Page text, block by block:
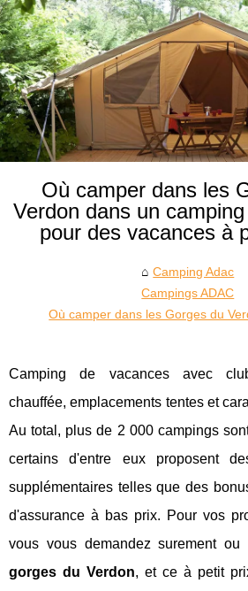
Où camper dans les
Verdon dans un
pour des vacances à
Camping Adac
Campings ADAC
Où camper dans les Gorges du
Camping de vacances avec
chauffée, emplacements tentes et
Au total, plus de 2 000 campings
certains d'entre eux proposent
supplémentaires telles que des
d'assurance à bas prix. Pour vos
vous vous demandez surement ou
gorges du Verdon, et ce à petit